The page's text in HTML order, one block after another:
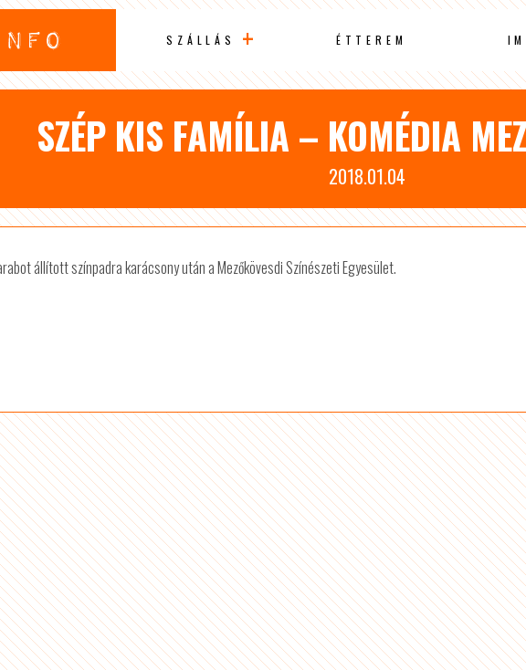
SZÁLLÁS ÉTTEREM
SZÉP KIS FAMÍLIA – KOMÉDIA
2018.01.04
állított színpadra karácsony után a Mezőkövesdi Színészeti Egyesület.